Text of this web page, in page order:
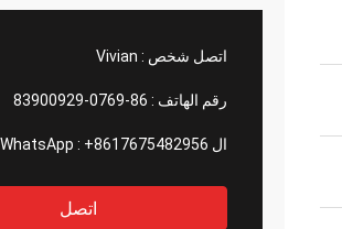
اتصل شخص : Vivian
رقم الهاتف : 86-0769-83900929
ال WhatsApp : +8617675482956
اتصل